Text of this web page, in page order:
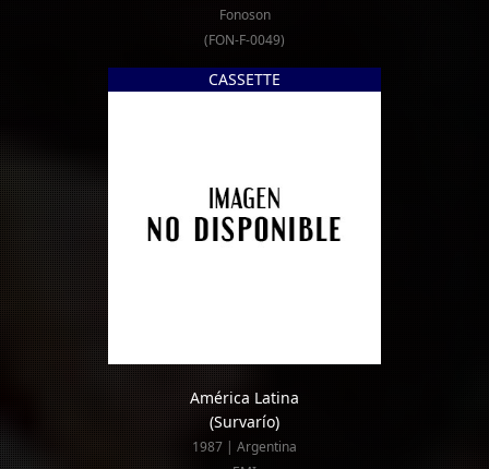
Fonoson
(FON-F-0049)
CASSETTE
América Latina
(Survarío)
1987 | Argentina